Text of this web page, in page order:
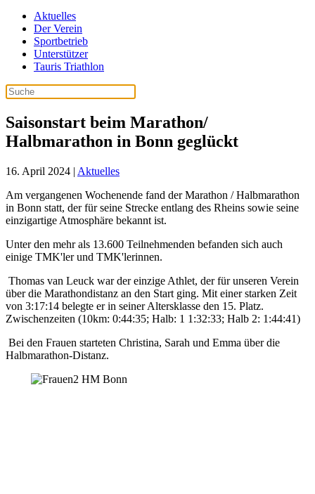
Aktuelles
Der Verein
Sportbetrieb
Unterstützer
Tauris Triathlon
Saisonstart beim Marathon/
Halbmarathon in Bonn geglückt
16. April 2024 | Aktuelles
Am vergangenen Wochenende fand der Marathon / Halbmarathon
in Bonn statt, der für seine Strecke entlang des Rheins sowie seine
einzigartige Atmosphäre bekannt ist.
Unter den mehr als 13.600 Teilnehmenden befanden sich auch
einige TMK'ler und TMK'lerinnen.
Thomas van Leuck war der einzige Athlet, der für unseren Verein
über die Marathondistanz an den Start ging. Mit einer starken Zeit
von 3:17:14 belegte er in seiner Altersklasse den 15. Platz.
Zwischenzeiten (10km: 0:44:35; Halb: 1 1:32:33; Halb 2: 1:44:41)
Bei den Frauen starteten Christina, Sarah und Emma über die
Halbmarathon-Distanz.